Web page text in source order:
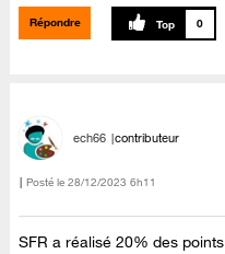
Répondre 0
ech66 contributeur
Posté le ‎28/12/2023 6h11
SFR a réalisé 20% des